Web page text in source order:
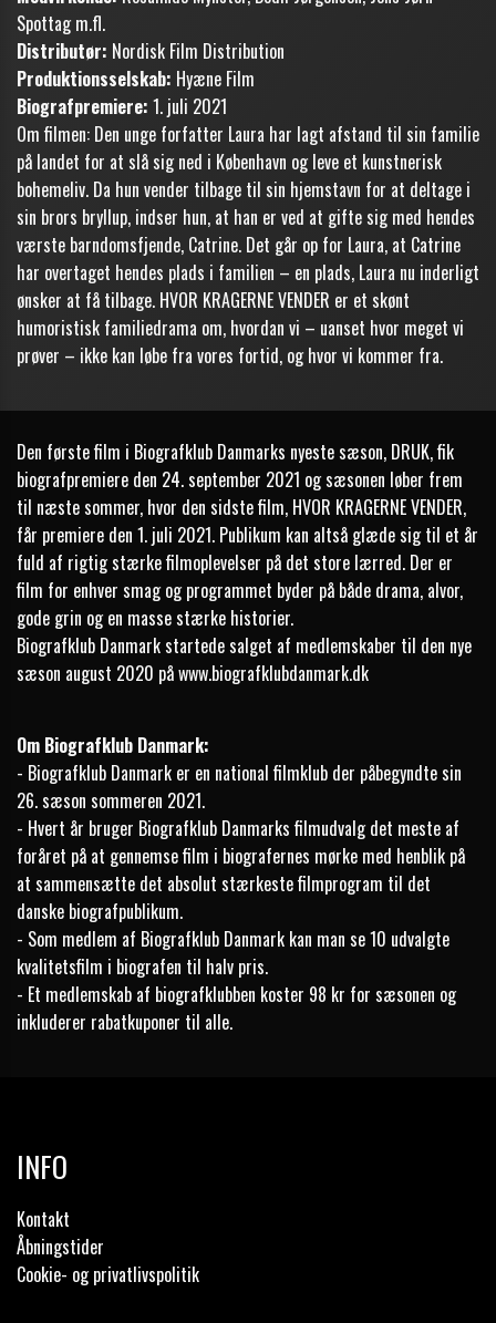
Spottag m.fl.
Distributør: Nordisk Film Distribution
Produktionsselskab: Hyæne Film
Biografpremiere: 1. juli 2021
Om filmen: Den unge forfatter Laura har lagt afstand til sin familie
på landet for at slå sig ned i København og leve et kunstnerisk
bohemeliv. Da hun vender tilbage til sin hjemstavn for at deltage i
sin brors bryllup, indser hun, at han er ved at gifte sig med hendes
værste barndomsfjende, Catrine. Det går op for Laura, at Catrine
har overtaget hendes plads i familien – en plads, Laura nu inderligt
ønsker at få tilbage. HVOR KRAGERNE VENDER er et skønt
humoristisk familiedrama om, hvordan vi – uanset hvor meget vi
prøver – ikke kan løbe fra vores fortid, og hvor vi kommer fra.
Den første film i Biografklub Danmarks nyeste sæson, DRUK, fik
biografpremiere den 24. september 2021 og sæsonen løber frem
til næste sommer, hvor den sidste film, HVOR KRAGERNE VENDER,
får premiere den 1. juli 2021. Publikum kan altså glæde sig til et år
fuld af rigtig stærke filmoplevelser på det store lærred. Der er
film for enhver smag og programmet byder på både drama, alvor,
gode grin og en masse stærke historier.
Biografklub Danmark startede salget af medlemskaber til den nye
sæson august 2020 påwww.biografklubdanmark.dk
Om Biografklub Danmark:
- Biografklub Danmark er en national filmklub der påbegyndte sin
26. sæson sommeren 2021.
- Hvert år bruger Biografklub Danmarks filmudvalg det meste af
foråret på at gennemse film i biografernes mørke med henblik på
at sammensætte det absolut stærkeste filmprogram til det
danske biografpublikum.
- Som medlem af Biografklub Danmark kan man se 10 udvalgte
kvalitetsfilm i biografen til halv pris.
- Et medlemskab af biografklubben koster 98 kr for sæsonen og
inkluderer rabatkuponer til alle.
INFO
Kontakt
Åbningstider
Cookie- og privatlivspolitik